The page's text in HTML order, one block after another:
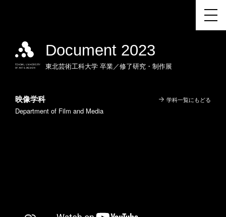
Document 2023
東北芸術工科大学 卒業／修了研究・制作展
学科一覧にもどる
映像学科
Department of Film and Media